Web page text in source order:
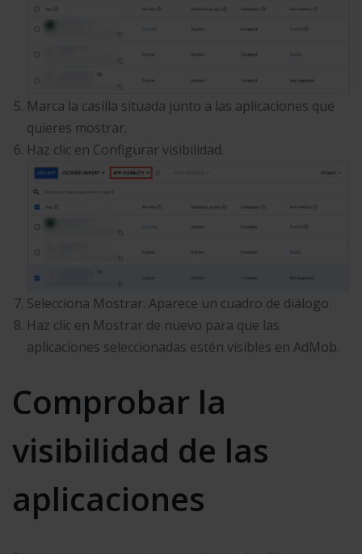
Marca la casilla situada junto a las aplicaciones que
quieres mostrar.
Haz clic en Configurar visibilidad.
Selecciona Mostrar. Aparece un cuadro de diálogo.
Haz clic en Mostrar de nuevo para que las
aplicaciones seleccionadas estén visibles en AdMob.
Comprobar la
visibilidad de las
aplicaciones